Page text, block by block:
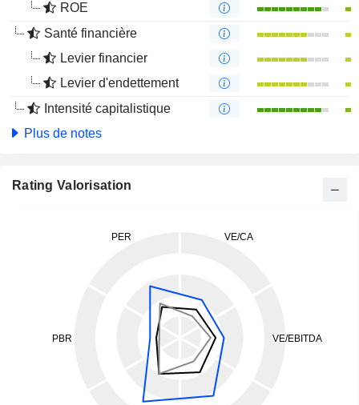
ROE
Santé financière
Levier financier
Levier d'endettement
Intensité capitalistique
Plus de notes
Rating Valorisation